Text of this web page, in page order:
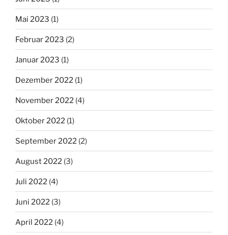
Mai 2023 (1)
Februar 2023 (2)
Januar 2023 (1)
Dezember 2022 (1)
November 2022 (4)
Oktober 2022 (1)
September 2022 (2)
August 2022 (3)
Juli 2022 (4)
Juni 2022 (3)
April 2022 (4)